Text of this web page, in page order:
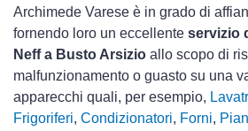
Archimede Varese è in grado di
fornendo loro un eccellente servizio
Neff a Busto Arsizio allo scopo di
malfunzionamento o guasto su una
apparecchi quali, per esempio,
Frigoriferi, Condizionatori, Forni,